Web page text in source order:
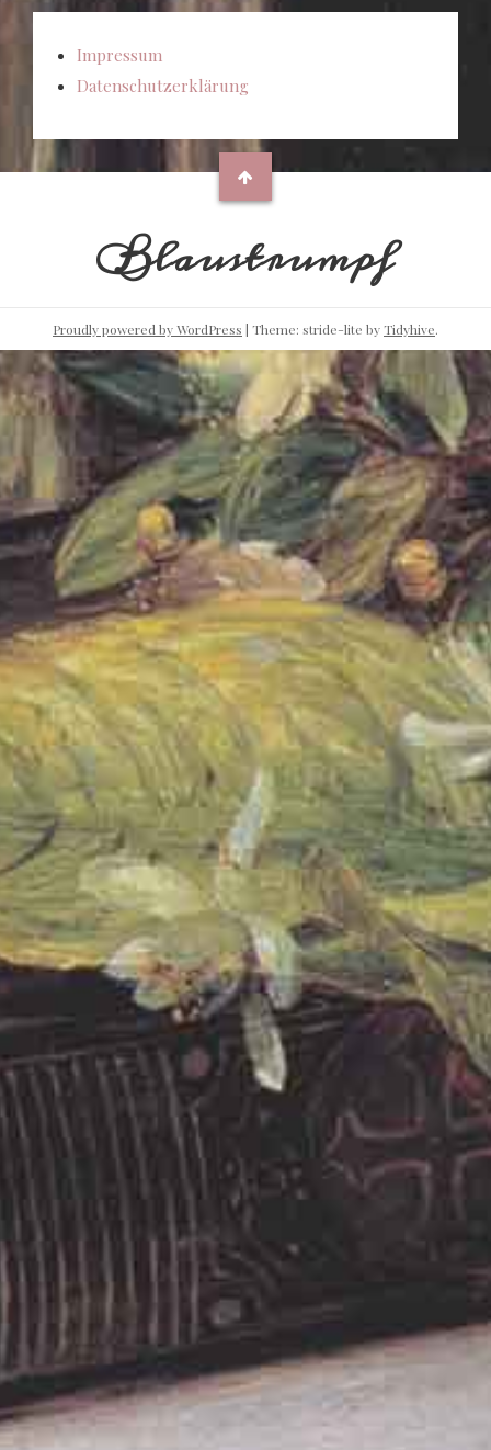
Impressum
Datenschutzerklärung
Blaustrumpf
Proudly powered by WordPress | Theme: stride-lite byTidyhive.